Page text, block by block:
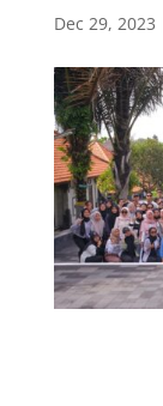
Dec 29, 2023